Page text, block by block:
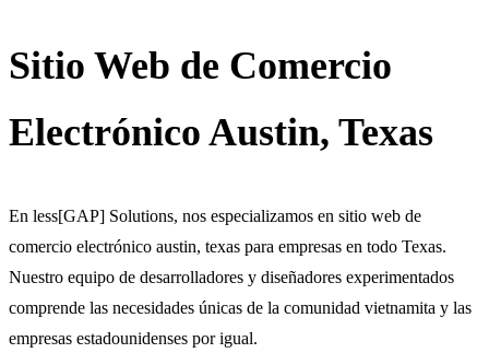
Sitio Web de Comercio
Electrónico Austin, Texas
En less[GAP] Solutions, nos especializamos en sitio web de
comercio electrónico austin, texas para empresas en todo Texas.
Nuestro equipo de desarrolladores y diseñadores experimentados
comprende las necesidades únicas de la comunidad vietnamita y las
empresas estadounidenses por igual.